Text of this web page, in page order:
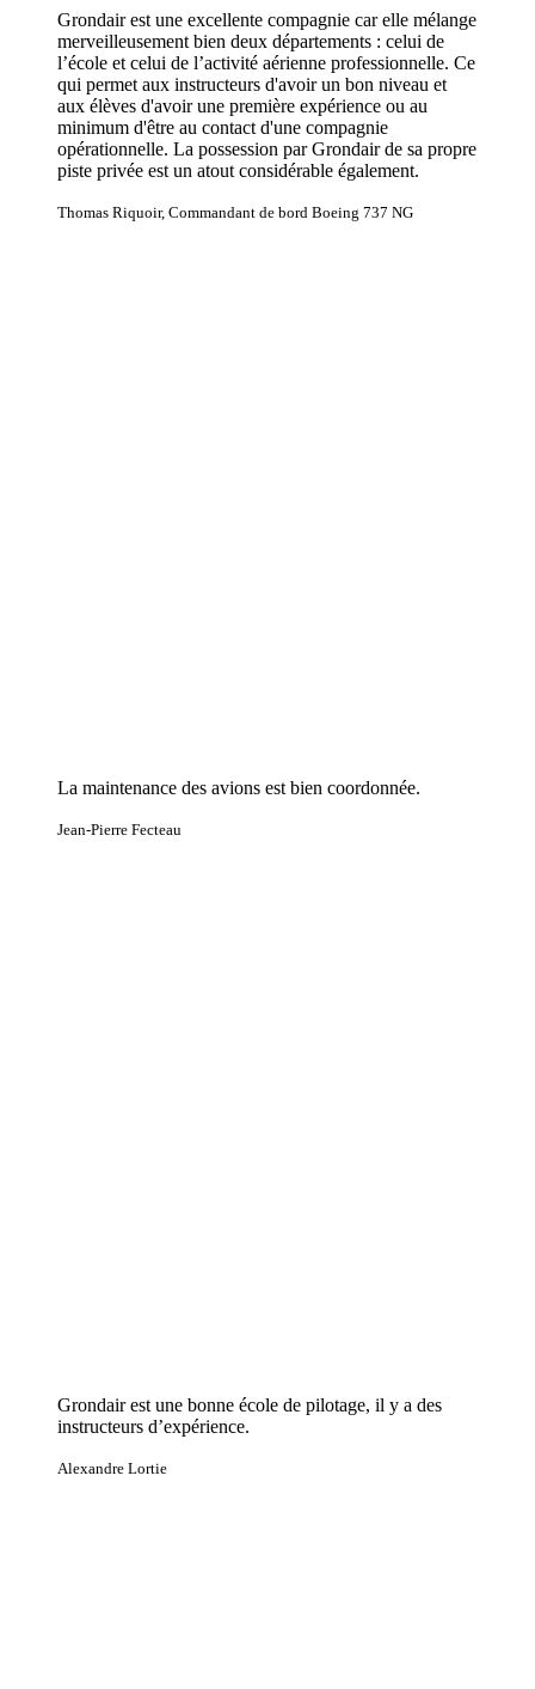
Grondair est une excellente compagnie car elle mélange
merveilleusement bien deux départements : celui de
l’école et celui de l’activité aérienne professionnelle. Ce
qui permet aux instructeurs d'avoir un bon niveau et
aux élèves d'avoir une première expérience ou au
minimum d'être au contact d'une compagnie
opérationnelle. La possession par Grondair de sa propre
piste privée est un atout considérable également.
Thomas Riquoir, Commandant de bord Boeing 737 NG
La maintenance des avions est bien coordonnée.
Jean-Pierre Fecteau
Grondair est une bonne école de pilotage, il y a des
instructeurs d’expérience.
Alexandre Lortie